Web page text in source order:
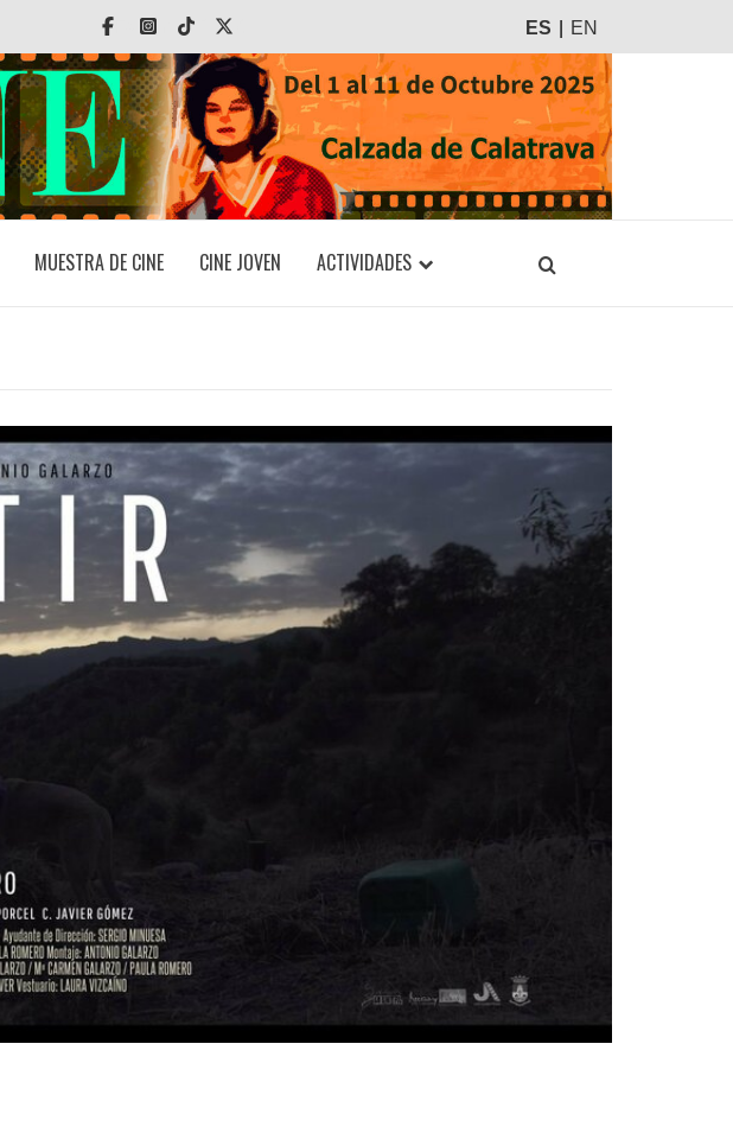
FacebookInstagram
Tiktok ES EN
MUESTRA DE CINE CINE JOVEN ACTIVIDADES